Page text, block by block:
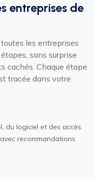
entreprises de
les entreprises
sans surprise
cachés. Chaque étape
tracée dans votre
du logiciel et des accès.
recommandations